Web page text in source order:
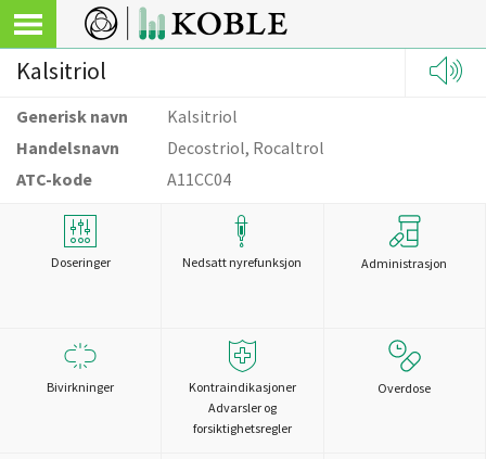
Kalsitriol
Generisk navn
Kalsitriol
Handelsnavn
Decostriol, Rocaltrol
ATC-kode
A11CC04
Doseringer Nedsatt nyrefunksjon Administrasjon
Bivirkninger
Kontraindikasjoner
Advarsler og
forsiktighetsregler
Overdose